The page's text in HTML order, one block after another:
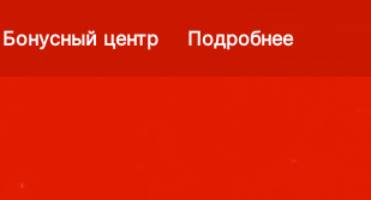
Бонусный центр Подробнее